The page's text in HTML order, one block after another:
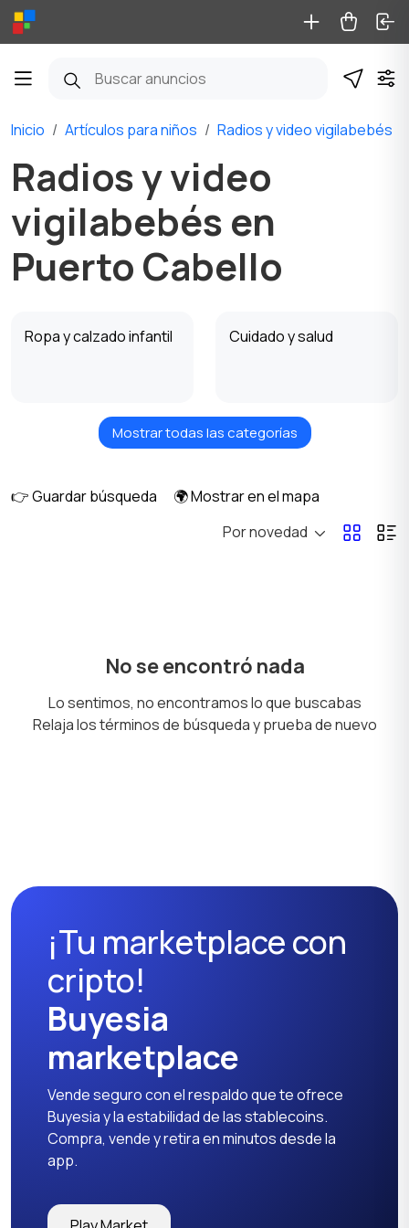
Inicio Artículos para niños Radios y video vigilabebés
Radios y video
vigilabebés en
Puerto Cabello
Ropa y calzado infantil Cuidado y salud
Asientos de bebés
Juguetes y juegos
habitación
mamás
Mostrar todas las categorías
👉 Guardar búsqueda
🌍 Mostrar en el mapa
Por novedad
No se encontró nada
Lo sentimos, no encontramos lo que buscabas
Relaja los términos de búsqueda y prueba de nuevo
¡Tu marketplace con
cripto!
Buyesia
marketplace
Vende seguro con el respaldo que te ofrece
Buyesia y la estabilidad de las stablecoins.
Compra, vende y retira en minutos desde la
app.